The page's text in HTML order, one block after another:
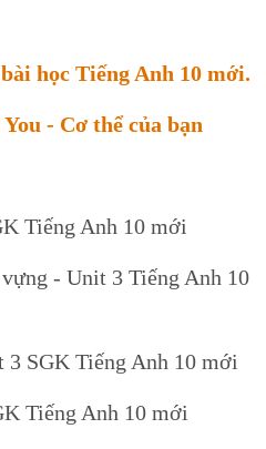
học Tiếng Anh 10 mới.
- Cơ thể của bạn
Tiếng Anh 10 mới
- Unit 3 Tiếng Anh 10
SGK Tiếng Anh 10 mới
Tiếng Anh 10 mới